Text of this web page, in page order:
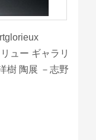
ュー ギャラリ
樹 陶展 －志野